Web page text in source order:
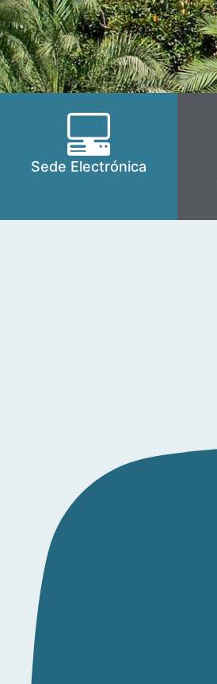
Sede Electrónica